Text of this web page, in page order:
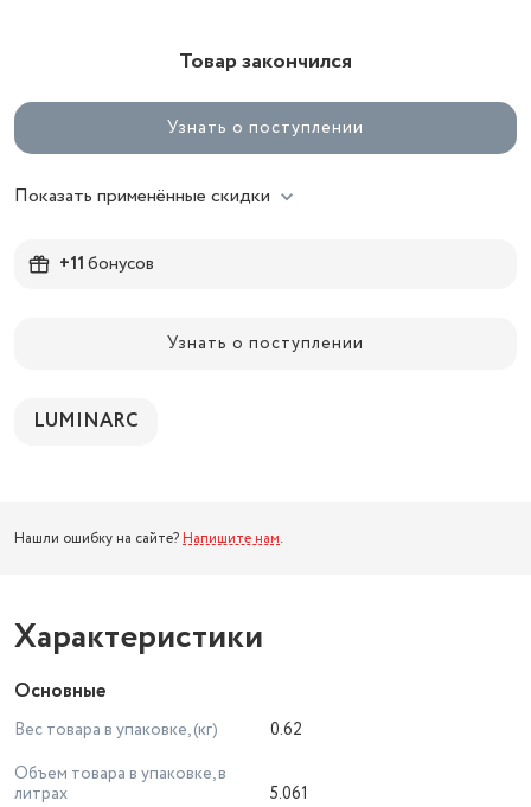
Товар закончился
Узнать о поступлении
Показать применённые скидки
+11бонусов
Узнать о поступлении
LUMINARC
Нашли ошибку на сайте? Напишите нам.
Характеристики
Основные
Вес товара в упаковке, (кг)
0.62
Объем товара в упаковке, в
литрах
5.061